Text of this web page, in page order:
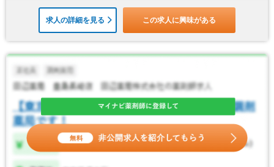
求人の詳細を見る この求人に興味がある